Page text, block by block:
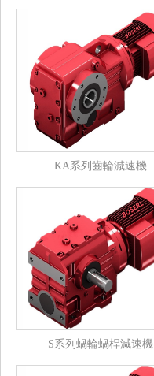
KA系列齒輪減速機
S系列蝸輪蝸桿減速機